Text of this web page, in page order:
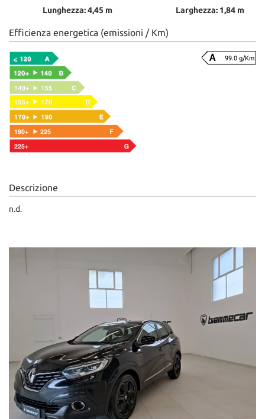
Lunghezza: 4,45 m Larghezza: 1,84 m
Efficienza energetica (emissioni / Km)
99.0 g/Km
Descrizione
n.d.